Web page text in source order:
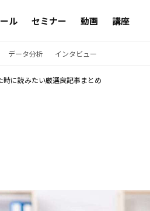
ル セミナー 動画 講座
データ分析 インタビュー
に読みたい厳選良記事まとめ